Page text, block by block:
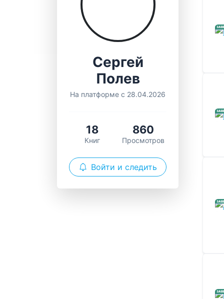
Сергей
Полев
На платформе с 28.04.2026
18
Книг
860
Просмотров
Войти и следить